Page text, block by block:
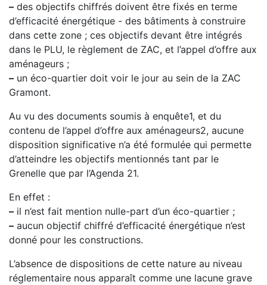
– des objectifs chiffrés doivent être fixés en terme
d’efficacité énergétique - des bâtiments à construire
dans cette zone ; ces objectifs devant être intégrés
dans le PLU, le règlement de ZAC, et l’appel d’offre aux
aménageurs ;
– un éco-quartier doit voir le jour au sein de la ZAC
Gramont.
Au vu des documents soumis à enquête1, et du
contenu de l’appel d’offre aux aménageurs2, aucune
disposition significative n’a été formulée qui permette
d’atteindre les objectifs mentionnés tant par le
Grenelle que par l’Agenda 21.
En effet :
– il n’est fait mention nulle-part d’un éco-quartier ;
– aucun objectif chiffré d’efficacité énergétique n’est
donné pour les constructions.
L’absence de dispositions de cette nature au niveau
réglementaire nous apparaît comme une lacune grave